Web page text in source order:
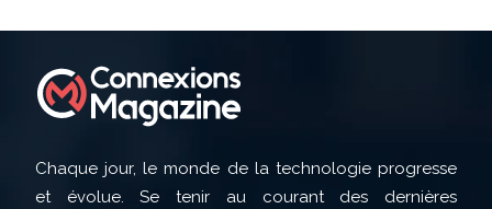
Chaque jour, le monde de la technologie progresse
et évolue. Se tenir au courant des dernières